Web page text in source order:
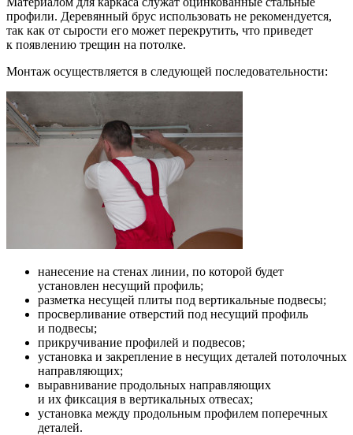
профили. Деревянный брус использовать не рекомендуется,
так как от сырости его может перекрутить, что приведет
к появлению трещин на потолке.
Монтаж осуществляется в следующей последовательности:
нанесение на стенах линии, по которой будет
установлен несущий профиль;
разметка несущей плиты под вертикальные подвесы;
просверливание отверстий под несущий профиль
и подвесы;
прикручивание профилей и подвесов;
установка и закрепление в несущих деталей потолочных
направляющих;
выравнивание продольных направляющих
и их фиксация в вертикальных отвесах;
установка между продольным профилем поперечных
деталей.